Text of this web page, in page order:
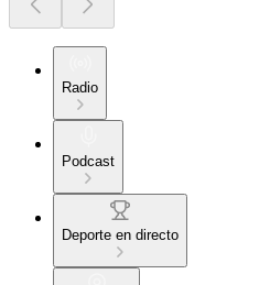
Radio
Podcast
Deporte en directo